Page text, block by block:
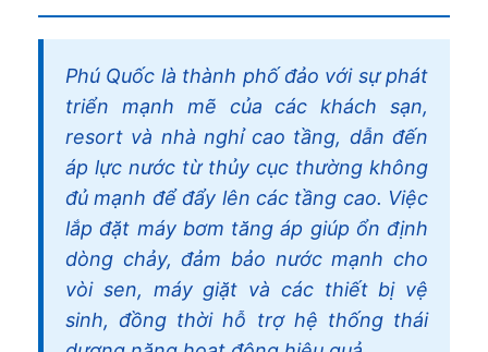
Phú Quốc là thành phố đảo với sự phát
triển mạnh mẽ của các khách sạn,
resort và nhà nghỉ cao tầng, dẫn đến
áp lực nước từ thủy cục thường không
đủ mạnh để đẩy lên các tầng cao. Việc
lắp đặt máy bơm tăng áp giúp ổn định
dòng chảy, đảm bảo nước mạnh cho
vòi sen, máy giặt và các thiết bị vệ
sinh, đồng thời hỗ trợ hệ thống thái